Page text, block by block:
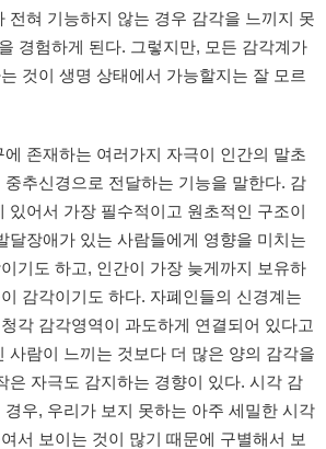
전혀 기능하지 않는 경우 감각을 느끼지 못
경험하게 된다. 그렇지만, 모든 감각계가
것이 생명 상태에서 가능할지는 잘 모르
존재하는 여러가지 자극이 인간의 말초
추신경으로 전달하는 기능을 말한다. 감
있어서 가장 필수적이고 원초적인 구조이
달장애가 있는 사람들에게 영향을 미치는
기도 하고, 인간이 가장 늦게까지 보유하
감각이기도 하다. 자폐인들의 신경계는
각 감각영역이 과도하게 연결되어 있다고
사람이 느끼는 것보다 더 많은 양의 감각을
은 자극도 감지하는 경향이 있다. 시각 감
우, 우리가 보지 못하는 아주 세밀한 시각
서 보이는 것이 많기 때문에 구별해서 보